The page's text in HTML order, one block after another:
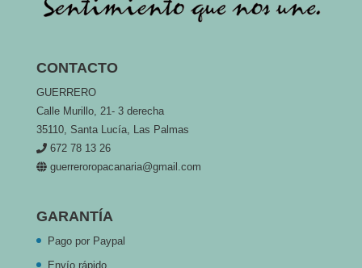
CONTACTO
GUERRERO
Calle Murillo, 21- 3 derecha
35110, Santa Lucía, Las Palmas
672 78 13 26
guerreroropacanaria@gmail.com
GARANTÍA
Pago por Paypal
Envío rápido